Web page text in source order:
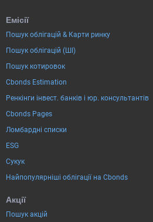
Емісії
Пошук облігацій & Карти ринку
Пошук облігацій (ШІ)
Пошук котировок
Cbonds Estimation
Ренкінги інвест. банків і юр. консультантів
Cbonds Pages
Ломбардні списки
ESG
Сукук
Найпопулярніші облігації на Cbonds
Акції
Пошук акцій